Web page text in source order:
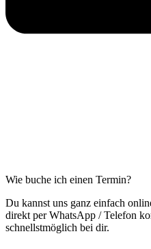
Wie buche ich einen Termin?
Du kannst uns ganz einfach
direkt per WhatsApp / Telefon
schnellstmöglich bei dir.